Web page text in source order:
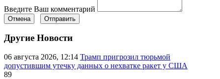
Введите Ваш комментарий
Отмена Отправить
Другие Новости
06 августа 2026, 12:14 Трамп пригрозил тюрьмой
допустившим утечку данных о нехватке ракет у США
89